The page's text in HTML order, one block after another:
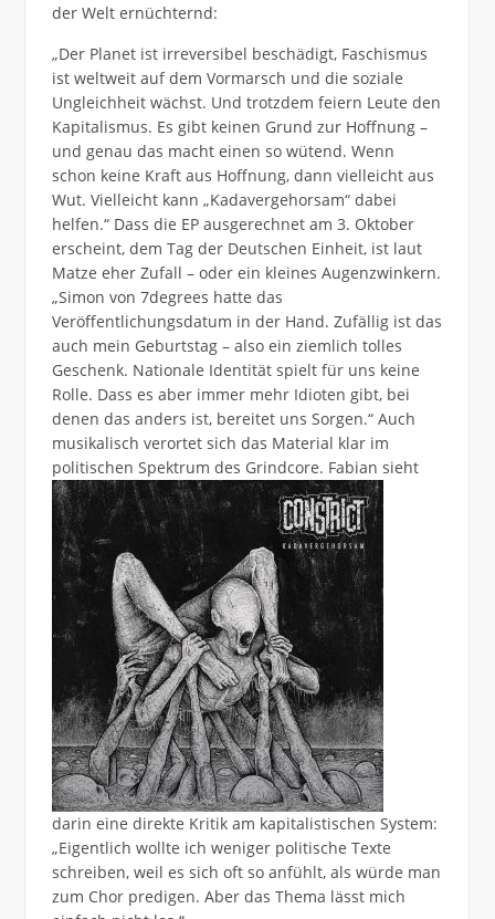
der Welt ernüchternd:
„Der Planet ist irreversibel beschädigt, Faschismus
ist weltweit auf dem Vormarsch und die soziale
Ungleichheit wächst. Und trotzdem feiern Leute den
Kapitalismus. Es gibt keinen Grund zur Hoffnung –
und genau das macht einen so wütend. Wenn
schon keine Kraft aus Hoffnung, dann vielleicht aus
Wut. Vielleicht kann „Kadavergehorsam“ dabei
helfen.“ Dass die EP ausgerechnet am 3. Oktober
erscheint, dem Tag der Deutschen Einheit, ist laut
Matze eher Zufall – oder ein kleines Augenzwinkern.
„Simon von 7degrees hatte das
Veröffentlichungsdatum in der Hand. Zufällig ist das
auch mein Geburtstag – also ein ziemlich tolles
Geschenk. Nationale Identität spielt für uns keine
Rolle. Dass es aber immer mehr Idioten gibt, bei
denen das anders ist, bereitet uns Sorgen.“ Auch
musikalisch verortet sich das Material klar im
politischen Spektrum des Grindcore. Fabian sieht
darin eine direkte Kritik am kapitalistischen System:
„Eigentlich wollte ich weniger politische Texte
schreiben, weil es sich oft so anfühlt, als würde man
zum Chor predigen. Aber das Thema lässt mich